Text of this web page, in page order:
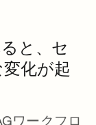
と、セ
化が起
ワークフロ